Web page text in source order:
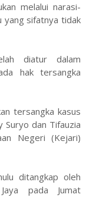
melalui narasi-
yang sifatnya tidak
diatur dalam
hak tersangka
tersangka kasus
Suryo dan Tifauzia
Negeri (Kejari)
ditangkap oleh
pada Jumat